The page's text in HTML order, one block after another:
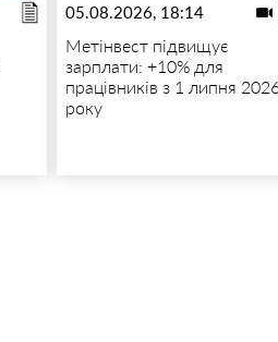
05.08.2026, 18:14
Метінвест підвищує
зарплати: +10% для
працівників з 1 липня
року